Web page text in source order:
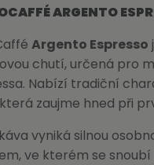
ARGENTO
Argento Espresso
chutí, určená pro
Nabízí tradiční
zaujme hned při
vyniká silnou
ve kterém se snoubí